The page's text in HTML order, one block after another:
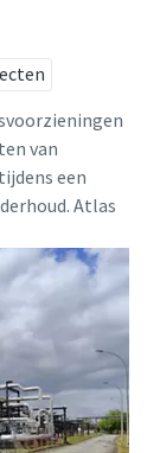
van
een
Atlas